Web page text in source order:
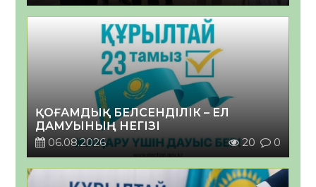
ҚОҒАМДЫҚ БЕЛСЕНДІЛІК – ЕЛ
ДАМУЫНЫҢ НЕГІЗІ
06.08.2026
20 0